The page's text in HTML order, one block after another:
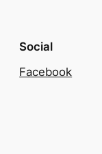
Social
Facebook